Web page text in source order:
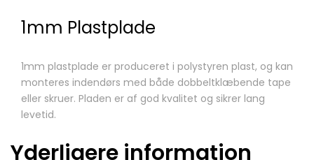
1mm Plastplade
1mm plastplade er produceret i polystyren plast, og kan
monteres indendørs med både dobbeltklæbende tape
eller skruer. Pladen er af god kvalitet og sikrer lang
levetid.
Yderligere information